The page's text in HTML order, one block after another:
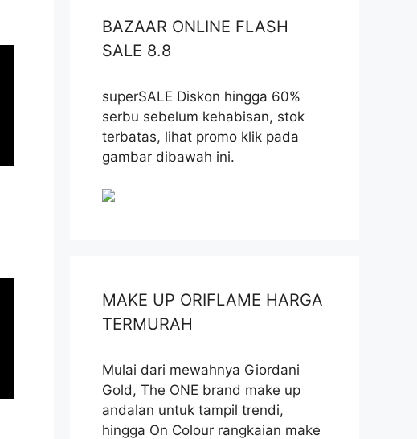
BAZAAR ONLINE FLASH
SALE 8.8
superSALE Diskon hingga 60%
serbu sebelum kehabisan, stok
terbatas, lihat promo klik pada
gambar dibawah ini.
MAKE UP ORIFLAME HARGA
TERMURAH
Mulai dari mewahnya Giordani
Gold, The ONE brand make up
andalan untuk tampil trendi,
hingga On Colour rangkaian make